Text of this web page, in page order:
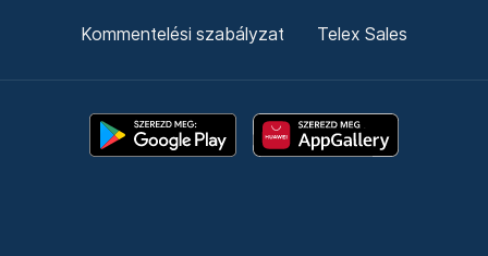
Kommentelési szabályzat Telex Sales